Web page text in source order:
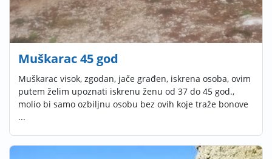
Muškarac 45 god
Muškarac visok, zgodan, jače građen, iskrena osoba, ovim
putem želim upoznati iskrenu ženu od 37 do 45 god.,
molio bi samo ozbiljnu osobu bez ovih koje traže bonove
...